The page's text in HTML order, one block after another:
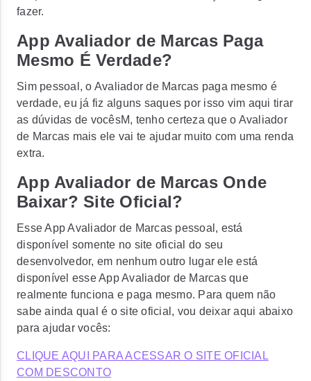
fazer.
App Avaliador de Marcas Paga
Mesmo É Verdade?
Sim pessoal, o Avaliador de Marcas paga mesmo é
verdade, eu já fiz alguns saques por isso vim aqui tirar
as dúvidas de vocêsM, tenho certeza que o Avaliador
de Marcas mais ele vai te ajudar muito com uma renda
extra.
App Avaliador de Marcas Onde
Baixar? Site Oficial?
Esse App Avaliador de Marcas pessoal, está
disponível somente no site oficial do seu
desenvolvedor, em nenhum outro lugar ele está
disponível esse App Avaliador de Marcas que
realmente funciona e paga mesmo. Para quem não
sabe ainda qual é o site oficial, vou deixar aqui abaixo
para ajudar vocês:
CLIQUE AQUI PARA ACESSAR O SITE OFICIAL
COM DESCONTO